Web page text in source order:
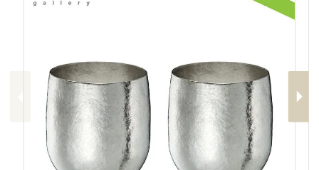
Previous
Next